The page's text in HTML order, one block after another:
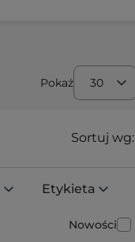
Pokaż 30
Sortuj wg:
Etykieta
Nowości